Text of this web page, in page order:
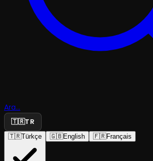
Ara...
🇹🇷TR
🇹🇷Türkçe 🇬🇧English 🇫🇷Français